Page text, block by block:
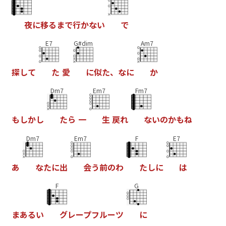
夜に移る まで行かない で
探して
E7
た 愛
G#dim
に似た、 なに
Am7
か
もしかし
Dm7
たら 一
Em7
生戻れ
Fm7
ないのかもね
あ
Dm7
なたに出
Em7
会う前のわ
F
たしに
E7
は
まあるい
F
グレープフルーツ
G
に